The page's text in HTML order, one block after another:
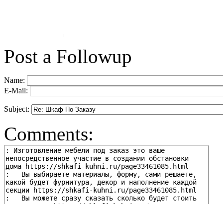
Post a Followup
Name:
E-Mail:
Subject:
Comments: